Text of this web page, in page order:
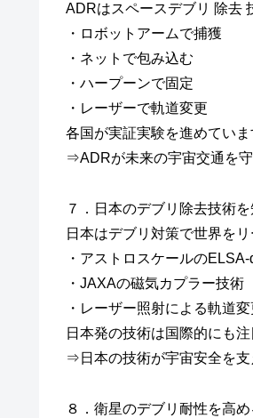
ADRはスペースデブリ 除去
・ロボットアームで捕獲
・ネットで包み込む
・ハープーンで固定
・レーザーで軌道変更
各国が実証実験を進めていま
⇒ADRが未来の宇宙交通を守
７．日本のデブリ除去技術を
日本はデブリ対策で世界をリ
・アストロスケールのELSA-
・JAXAの磁気カプラー技術
・レーザー照射による軌道
日本発の技術は国際的にも注
⇒日本の技術が宇宙安全を支
８．衛星のデブリ耐性を高め